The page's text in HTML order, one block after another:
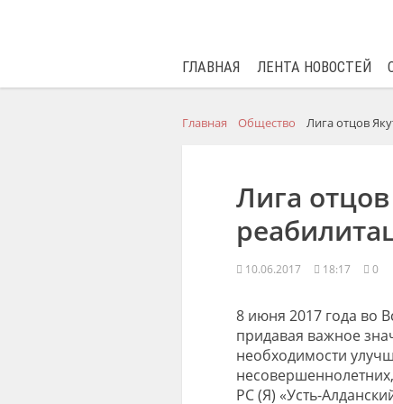
ГЛАВНАЯ ЛЕНТА НОВОСТЕЙ
Главная Общество Лига отцов
Лига
10.06.2017 18:17 0
8 июня 2017 года во
придавая важное
необходимости
РС (Я) «Усть-